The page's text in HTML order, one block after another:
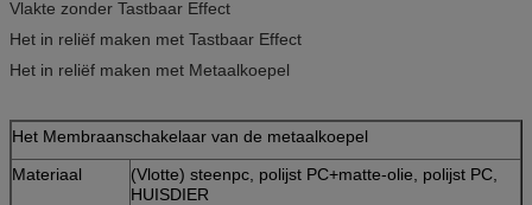
Vlakte zonder Tastbaar Effect
Het in reliëf maken met Tastbaar Effect
Het in reliëf maken met Metaalkoepel
Het Membraanschakelaar van de metaalkoepel
Materiaal
(Vlotte) steenpc, polijst PC+matte-olie, polijst PC,
HUISDIER